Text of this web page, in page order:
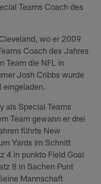
Teams Coach des
wo er 2009
Coach des Jahres
Team die NFL in
Josh Cribbs wurde
als Special Teams
Team gewann er drei
führte New
Yards im Schnitt
4 in punkto Field Goal
8 in Sachen Punt
Mannschaft